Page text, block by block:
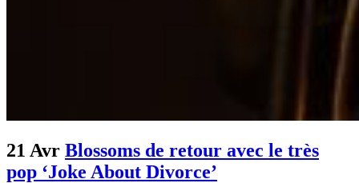
21 Avr Blossoms de retour avec le très
pop ‘Joke About Divorce’